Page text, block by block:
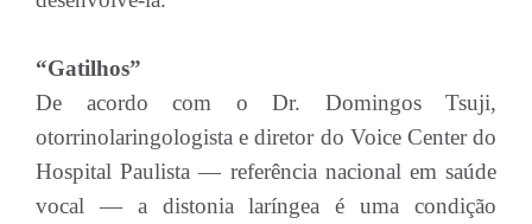
“Gatilhos”
De acordo com o Dr. Domingos Tsuji,
otorrinolaringologista e diretor do Voice Center do
Hospital Paulista — referência nacional em saúde
vocal — a distonia laríngea é uma condição